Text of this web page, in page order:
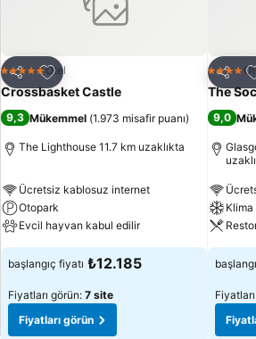
Paylaş
Favorilerime ekle
5 Yıldız Otel
Crossbasket Castle
9,3 Mükemmel (1.973 misafir puanı)
The Lighthouse 11.7 km uzaklıkta
Ücretsiz kablosuz internet
Otopark
Evcil hayvan kabul edilir
başlangıç fiyatı ₺12.185
Fiyatları görün: 7 site
Fiyatları görün
Paylaş
4 Yıldız
The
9,0
Klima